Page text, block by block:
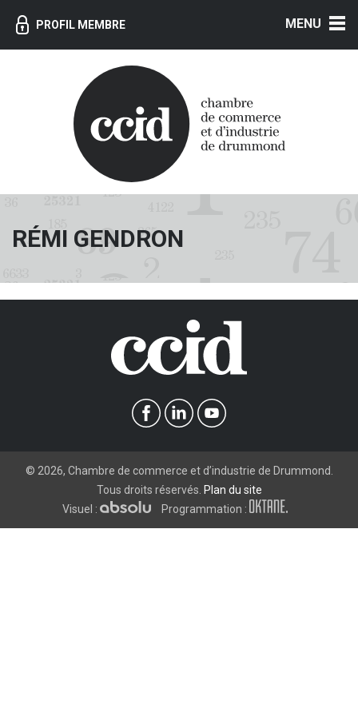
PROFIL MEMBRE
RÉMI GENDRON
© 2026, Chambre de commerce et d’industrie de Drummond.
Tous droits réservés. Plan du site
Visuel :
Programmation :
MENU